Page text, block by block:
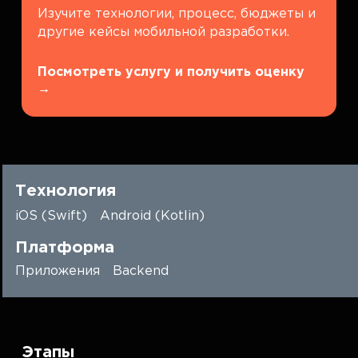
Изучите технологии, процесс, бюджеты и
другие кейсы мобильной разработки.
Посмотреть услугу и получить оценку
→
Технология
iOS (Swift) Android (Kotlin)
Платформа
Приложения Backend
Этапы